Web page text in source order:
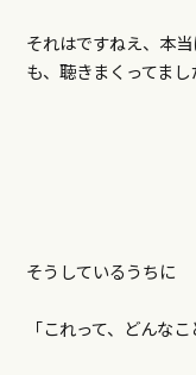
それはですねえ、本
も、聴きまくってまし
そうしているうちに
「これって、どんな